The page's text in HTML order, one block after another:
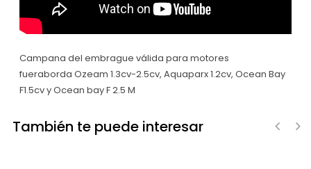
Campana del embrague válida para motores
fueraborda Ozeam 1.3cv-2.5cv, Aquaparx 1.2cv, Ocean Bay
F1.5cv y Ocean bay F 2.5 M
También te puede interesar